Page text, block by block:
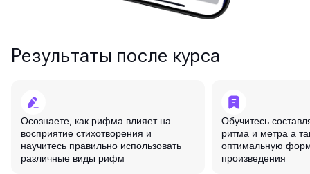
Результаты после курса
Осознаете, как рифма влияет на
восприятие стихотворения и
научитесь правильно использовать
различные виды рифм
Обучитесь
ритма и метра а
оптимальную
произведения